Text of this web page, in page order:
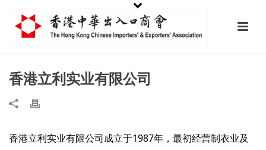
香港立利实业有限公司
香港立利实业有限公司成立于1987年，最初经营制衣业及